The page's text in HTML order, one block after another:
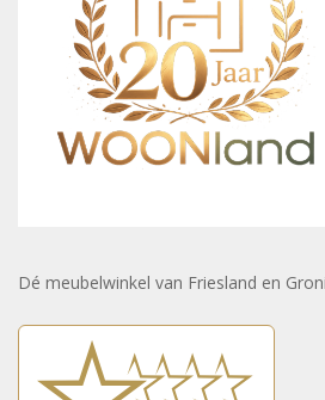
Dé meubelwinkel van Friesland en